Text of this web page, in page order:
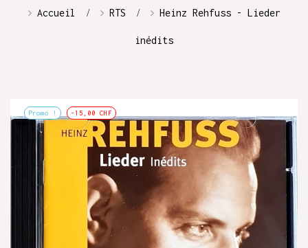
Accueil RTS Heinz Rehfuss - Lieder
inédits
Promo ! -15,00 CHF